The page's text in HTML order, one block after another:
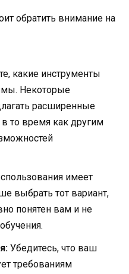
обратить внимание на
какие инструменты
Некоторые
расширенные
то время как другим
имеет
выбрать тот вариант,
понятен вам и не
Убедитесь, что ваш
требованиям